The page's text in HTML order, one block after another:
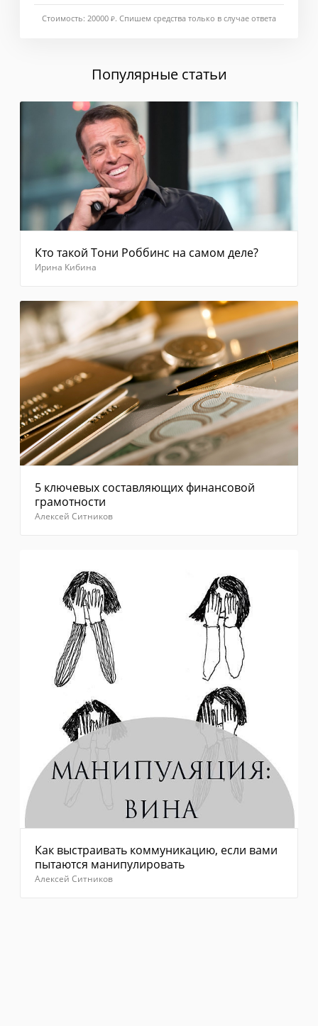
Вам
течение
сообщение
приходит,
выберите
"Отправить
повторно"
Отправить
Стоимость: 20000 Ж. Спишем средства только в случае ответа
Популярные статьи
Кто такой Тони Роббинс на самом деле?
Ирина Кибина
5 ключевых составляющих финансовой
грамотности
Алексей Ситников
Как выстраивать коммуникацию, если вами
пытаются манипулировать
Алексей Ситников